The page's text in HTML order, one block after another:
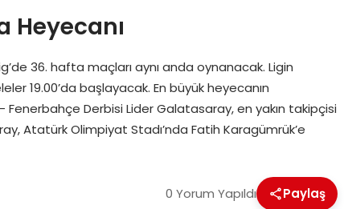
Heyecanı
36. hafta maçları aynı anda oynanacak. Ligin
19.00’da başlayacak. En büyük heyecanın
Derbisi Lider Galatasaray, en yakın takipçisi
Atatürk Olimpiyat Stadı’nda Fatih Karagümrük’e
0 Yorum Yapıldı Paylaş